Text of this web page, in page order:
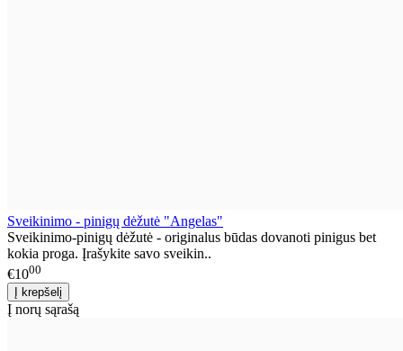
Sveikinimo - pinigų dėžutė "Angelas"
Sveikinimo-pinigų dėžutė - originalus būdas dovanoti pinigus bet
kokia proga. Įrašykite savo sveikin..
€1000
Į norų sąrašą